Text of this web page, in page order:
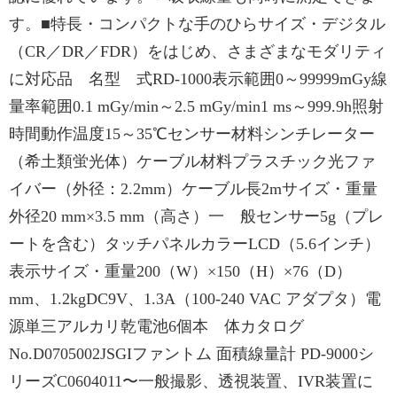
す。■特長・コンパクトな手のひらサイズ・デジタル
（CR／DR／FDR）をはじめ、さまざまなモダリティ
に対応品 名型 式RD-1000表示範囲0～99999mGy線
量率範囲0.1 mGy/min～2.5 mGy/min1 ms～999.9h照射
時間動作温度15～35℃センサー材料シンチレーター
（希土類蛍光体）ケーブル材料プラスチック光ファ
イバー（外径：2.2mm）ケーブル長2mサイズ・重量
外径20 mm×3.5 mm（高さ）一 般センサー5g（プレ
ートを含む）タッチパネルカラーLCD（5.6インチ）
表示サイズ・重量200（W）×150（H）×76（D）
mm、1.2kgDC9V、1.3A（100-240 VAC アダプタ）電
源単三アルカリ乾電池6個本 体カタログ
No.D0705002JSGIファントム 面積線量計 PD-9000シ
リーズC0604011〜一般撮影、透視装置、IVR装置に